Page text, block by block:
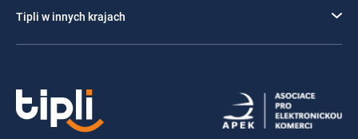
Tipli w innych krajach